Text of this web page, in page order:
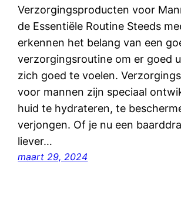
Verzorgingsproducten voor
de Essentiële Routine Steeds
erkennen het belang van een
verzorgingsroutine om er goed
zich goed te voelen.
voor mannen zijn speciaal
huid te hydrateren, te
verjongen. Of je nu een
liever…
maart 29, 2024